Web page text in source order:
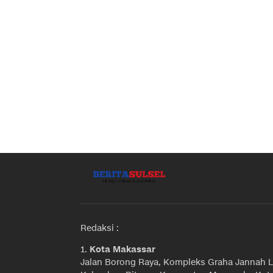
Redaksi :
1. Kota Makassar
Jalan Borong Raya, Kompleks Graha Jannah